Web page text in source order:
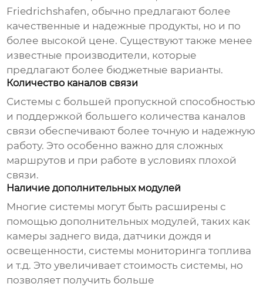
Friedrichshafen, обычно предлагают более
качественные и надежные продукты, но и по
более высокой цене. Существуют также менее
известные производители, которые
предлагают более бюджетные варианты.
Количество каналов связи
Системы с большей пропускной способностью
и поддержкой большего количества каналов
связи обеспечивают более точную и надежную
работу. Это особенно важно для сложных
маршрутов и при работе в условиях плохой
связи.
Наличие дополнительных модулей
Многие системы могут быть расширены с
помощью дополнительных модулей, таких как
камеры заднего вида, датчики дождя и
освещенности, системы мониторинга топлива
и т.д. Это увеличивает стоимость системы, но
позволяет получить больше